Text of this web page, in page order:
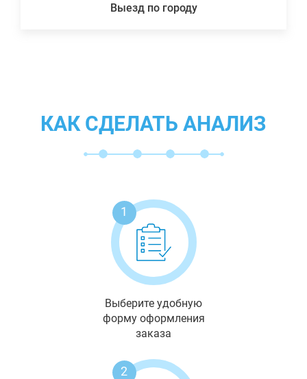
Выезд по городу
КАК СДЕЛАТЬ АНАЛИЗ
1
Выберите удобную
форму оформления
заказа
2